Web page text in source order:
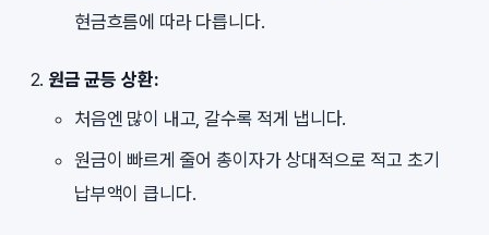
현금흐름에 따라 다릅니다.
원금 균등 상환:
처음엔 많이 내고, 갈수록 적게 냅니다.
원금이 빠르게 줄어 총이자가 상대적으로 적고 초기
납부액이 큽니다.